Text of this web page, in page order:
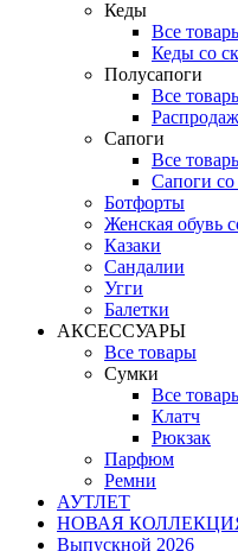
Кеды
Все
Кеды со
Полусапоги
Все
Сапоги
Все
Сапоги со
Ботфорты
Женская обувь
Казаки
Сандалии
Угги
Балетки
АКСЕССУАРЫ
Все товары
Сумки
Все
Клатч
Рюкзак
Парфюм
Ремни
АУТЛЕТ
НОВАЯ
Выпускной 2026